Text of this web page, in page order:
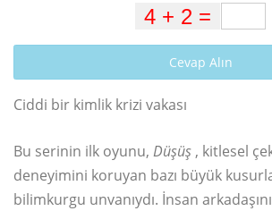
Cevap Alın
Ciddi bir kimlik krizi vakası
Bu serinin ilk oyunu, Düşüş , kitlesel
deneyimini koruyan bazı büyük
bilimkurgu unvanıydı. İnsan